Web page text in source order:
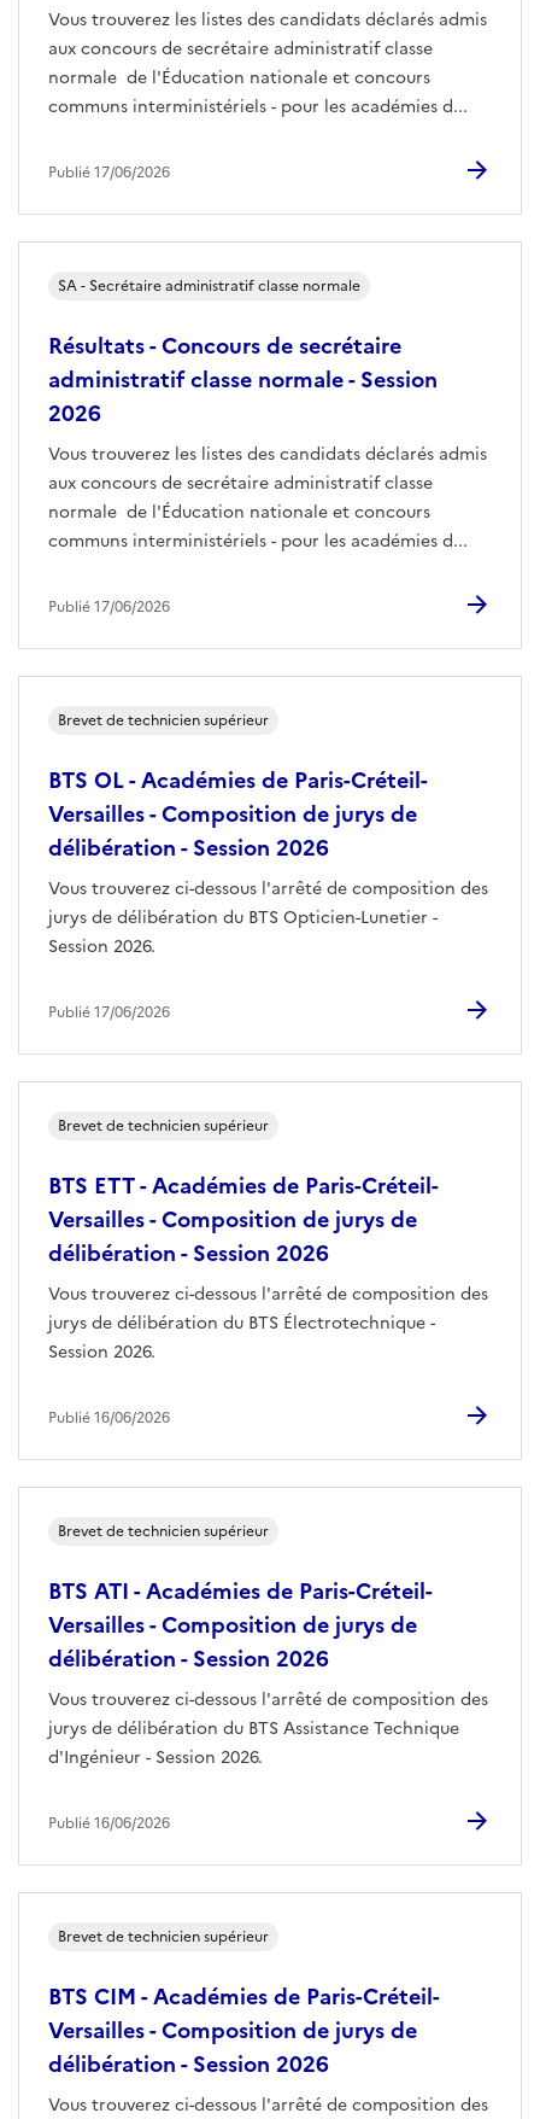
Vous trouverez les listes des candidats déclarés admis
aux concours de secrétaire administratif classe
normale de l'Éducation nationale et concours
communs interministériels - pour les académies d...
Publié 17/06/2026
Résultats - Concours de secrétaire
administratif classe normale - Session
2026
Vous trouverez les listes des candidats déclarés admis
aux concours de secrétaire administratif classe
normale de l'Éducation nationale et concours
communs interministériels - pour les académies d...
SA - Secrétaire administratif classe normale
Publié 17/06/2026
BTS OL - Académies de Paris-Créteil-
Versailles - Composition de jurys de
délibération - Session 2026
Vous trouverez ci-dessous l'arrêté de composition des
jurys de délibération du BTS Opticien-Lunetier -
Session 2026.
Brevet de technicien supérieur
Publié 17/06/2026
BTS ETT - Académies de Paris-Créteil-
Versailles - Composition de jurys de
délibération - Session 2026
Vous trouverez ci-dessous l'arrêté de composition des
jurys de délibération du BTS Électrotechnique -
Session 2026.
Brevet de technicien supérieur
Publié 16/06/2026
BTS ATI - Académies de Paris-Créteil-
Versailles - Composition de jurys de
délibération - Session 2026
Vous trouverez ci-dessous l'arrêté de composition des
jurys de délibération du BTS Assistance Technique
d'Ingénieur - Session 2026.
Brevet de technicien supérieur
Publié 16/06/2026
BTS CIM - Académies de Paris-Créteil-
Versailles - Composition de jurys de
délibération - Session 2026
Vous trouverez ci-dessous l'arrêté de composition des
Brevet de technicien supérieur